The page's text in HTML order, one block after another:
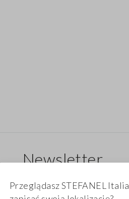
Newsletter
kolekcjach i promocjach.
Przeglądasz STEFANEL